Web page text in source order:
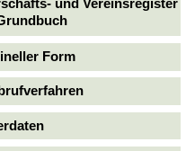
und Vereinsregister
Form